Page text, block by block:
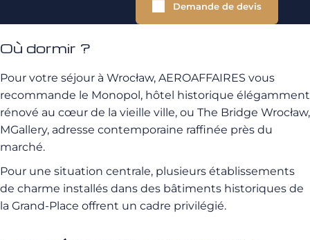
Demande de devis
Où dormir ?
Pour votre séjour à Wrocław, AEROAFFAIRES vous
recommande le Monopol, hôtel historique élégamment
rénové au cœur de la vieille ville, ou The Bridge Wrocław,
MGallery, adresse contemporaine raffinée près du
marché.
Pour une situation centrale, plusieurs établissements
de charme installés dans des bâtiments historiques de
la Grand-Place offrent un cadre privilégié.